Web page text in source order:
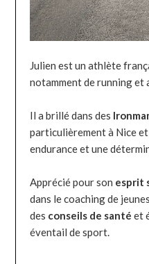
Julien est un athlète
notamment de running et
Il a brillé dans des
particulièrement à Nice
endurance et une
Apprécié pour son esprit
dans le coaching de
des conseils de santéet
éventail de sport.